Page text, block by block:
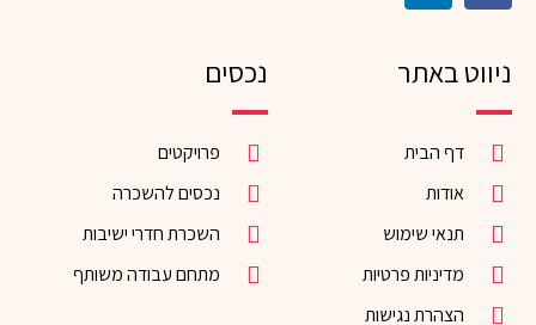
ניווט באתר
דף הבית
אודות
תנאי שימוש
מדיניות פרטיות
הצהרת נגישות
נכסים
פרויקטים
נכסים להשכרה
השכרת חדרי ישיבות
מתחם עבודה משותף